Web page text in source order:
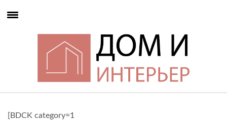
[BDCK category=1